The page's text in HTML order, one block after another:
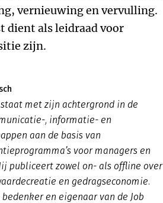
vernieuwing en vervulling.
dient als leidraad voor
zijn.
staat met zijn achtergrond in de
, informatie- en
aan de basis van
voor managers en
publiceert zowel on- als offline over
en gedragseconomie.
en eigenaar van de Job